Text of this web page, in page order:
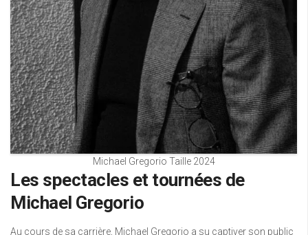
Michael Gregorio Taille 2024
Les spectacles et tournées de
Michael Gregorio
Au cours de sa carrière, Michael Gregorio a su captiver son public